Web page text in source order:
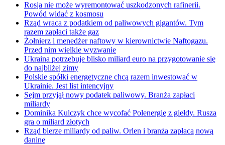
Rosja nie może wyremontować uszkodzonych rafinerii.
Powód widać z kosmosu
Rząd wraca z podatkiem od paliwowych gigantów. Tym
razem zapłaci także gaz
Żołnierz i menedżer naftowy w kierownictwie Naftogazu.
Przed nim wielkie wyzwanie
Ukraina potrzebuje blisko miliard euro na przygotowanie się
do najbliżej zimy
Polskie spółki energetyczne chcą razem inwestować w
Ukrainie. Jest list intencyjny
Sejm przyjął nowy podatek paliwowy. Branża zapłaci
miliardy
Dominika Kulczyk chce wycofać Polenergię z giełdy. Rusza
gra o miliard złotych
Rząd bierze miliardy od paliw. Orlen i branża zapłacą nową
daninę